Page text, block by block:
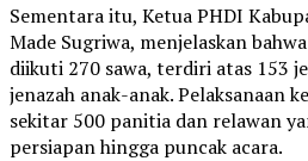
Sementara itu, Ketua PHDI
Made Sugriwa, menjelaskan
diikuti 270 sawa, terdiri atas 153
jenazah anak-anak. Pelaksanaan
sekitar 500 panitia dan relawan
persiapan hingga puncak acara.